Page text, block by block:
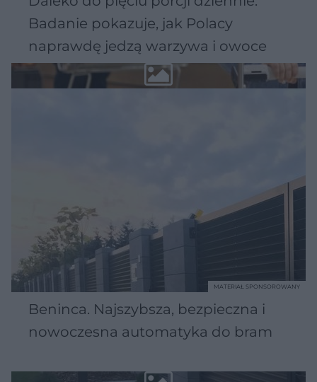
Badanie pokazuje, jak Polacy
naprawdę jedzą warzywa i owoce
Beninca. Najszybsza, bezpieczna i
nowoczesna automatyka do bram
MATERIAŁ SPONSOROWANY